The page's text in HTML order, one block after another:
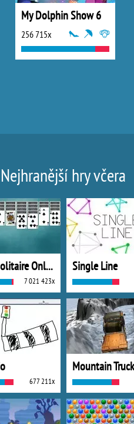
My Dolphin Show 6
256 715x
Nejhranější hry včera
Spider Solitaire Online
7 021 423x
Single Line
677 211x